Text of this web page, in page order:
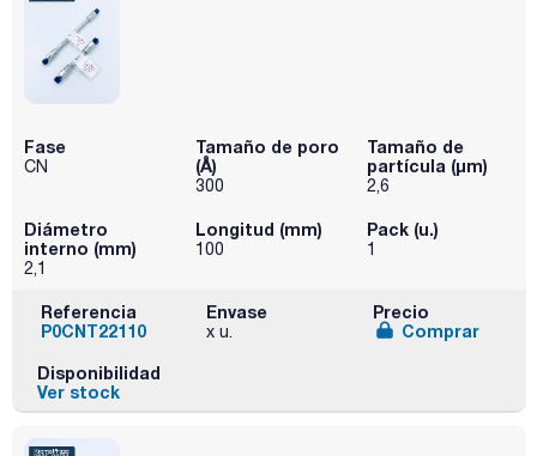
Fase
CN
Tamaño de poro
(Å)
300
Tamaño de
partícula (μm)
2,6
Diámetro
interno (mm)
2,1
Longitud (mm)
100
Pack (u.)
1
Referencia
P0CNT22110
Envase
x u.
Precio
Comprar
Disponibilidad
Ver stock